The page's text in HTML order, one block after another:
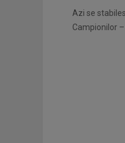
Azi se
Campionilor